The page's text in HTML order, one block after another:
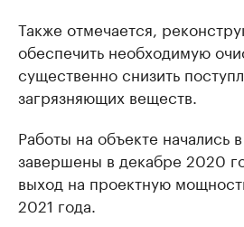
Также отмечается,
обеспечить необходимую
существенно снизить
загрязняющих веществ.
Работы на объекте начались
завершены в декабре 2020
выход на проектную
2021 года.